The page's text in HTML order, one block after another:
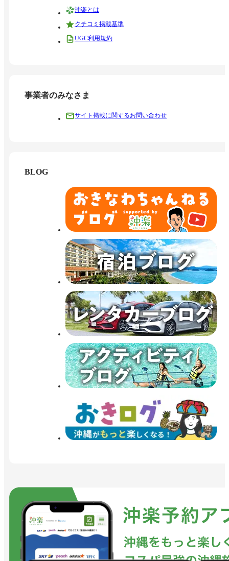
沖楽とは
クチコミ掲載基準
UGC利用規約
事業者のみなさま
サイト掲載に関するお問い合わせ
BLOG